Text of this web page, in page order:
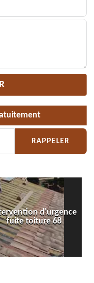
d'urgence
fuite toiture 68